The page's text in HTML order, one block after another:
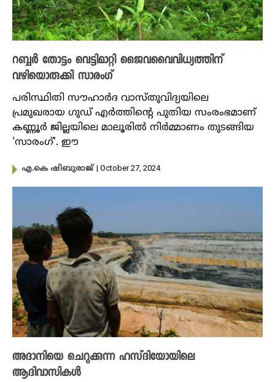
റബ്ബർ തോട്ടം വെട്ടിമാറ്റി ജൈവവൈവിധ്യത്തിന്
വഴിയൊരുക്കി സാരംഗ്
പരിസ്ഥിതി സൗഹാർദ വാസ്തുവിദ്യയിലെ
പ്രമുഖരായ ​ഗുഡ് എർത്തിൻ്റെ പുതിയ സംരംഭമാണ്
കണ്ണൂർ ജില്ലയിലെ മാലൂരിൽ നിർമ്മാണം തുടങ്ങിയ
'സാരംഗ്'. ഈ
എ.കെ ഷിബുരാജ് | October 27, 2024
അദാനിയെ ചെറുക്കുന്ന ഹസ്‌ദിയോയിലെ
ആദിവാസികൾ